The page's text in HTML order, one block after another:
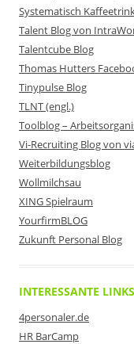
Systematisch
Talent Blog von
Talentcube Blog
Thomas Hutters
Tinypulse Blog
TLNT (engl.)
Toolblog –
Vi-Recruiting Blog von
Weiterbildungsblog
Wollmilchsau
XING Spielraum
YourfirmBLOG
Zukunft Personal Blog
INTERESSANTE LINKS
4personaler.de
HR BarCamp